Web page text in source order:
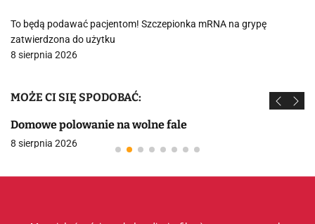
To będą podawać pacjentom! Szczepionka mRNA na grypę
zatwierdzona do użytku
8 sierpnia 2026
MOŻE CI SIĘ SPODOBAĆ:
Domowe polowanie na wolne fale
8 sierpnia 2026